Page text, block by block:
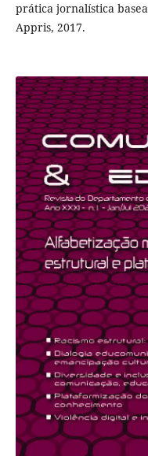
prática jornalística
Appris, 2017.